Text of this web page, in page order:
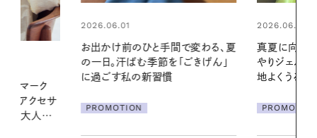
2026.06.01
真夏に向けて、ハーブが香るひん
やりジェルと出合う。暑い季節に心
地よくうるおう、軽やかなボディケ
PROMOTION
2026.06.01
暑い夏のナイ
える夜の爽